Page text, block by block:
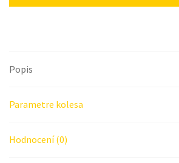
MNOŽSTVÍ
Popis
Parametre kolesa
Hodnocení (0)